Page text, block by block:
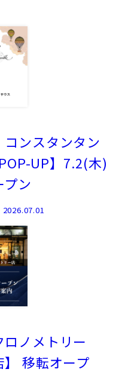
コンスタンタン
UP】7.2(木)
プン
2026.07.01
ロノメトリー
移転オープ